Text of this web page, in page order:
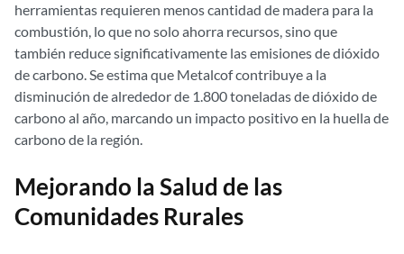
herramientas requieren menos cantidad de madera para la
combustión, lo que no solo ahorra recursos, sino que
también reduce significativamente las emisiones de dióxido
de carbono. Se estima que Metalcof contribuye a la
disminución de alrededor de 1.800 toneladas de dióxido de
carbono al año, marcando un impacto positivo en la huella de
carbono de la región.
Mejorando la Salud de las
Comunidades Rurales